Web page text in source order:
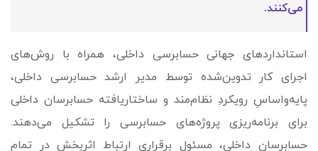
می‌کنند.
استانداردهای جهانی حسابرسی داخلی، همراه با روش‌های
اجرای کار تدوین‌شده توسط مدیر ارشد حسابرسی داخلی،
پایه‌واساسِ رویکردِ نظام‌مند و ساختاریافته حسابرسان داخلی
برای برنامه‌ریزی پروژه­‌های حسابرسی را تشکیل می‌دهند.
حسابرسان داخلی، مسئول برقراری ارتباط اثربخش در تمام